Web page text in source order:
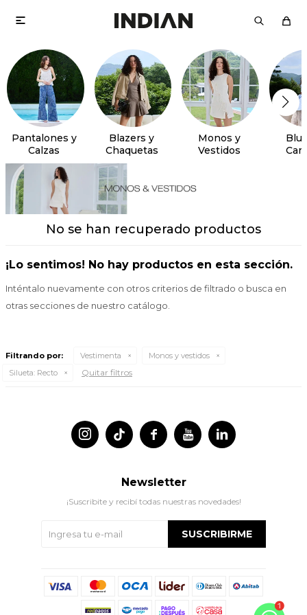

Pantalones y
Calzas
Blazers y
Chaquetas
Monos y
Vestidos
No se han recuperado productos
¡Lo sentimos! No hay productos en esta sección.
Inténtalo nuevamente con otros criterios de filtrado o busca en
otras secciones de nuestro catálogo.
Filtrando por: Vestimenta
Monos y vestidos
Silueta: Recto Quitar filtros
 
 
Newsletter
¡Suscribite y recibí todas nuestras novedades!
SUSCRIBIRME